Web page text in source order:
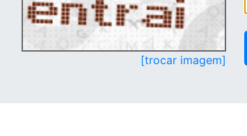
[trocar imagem]